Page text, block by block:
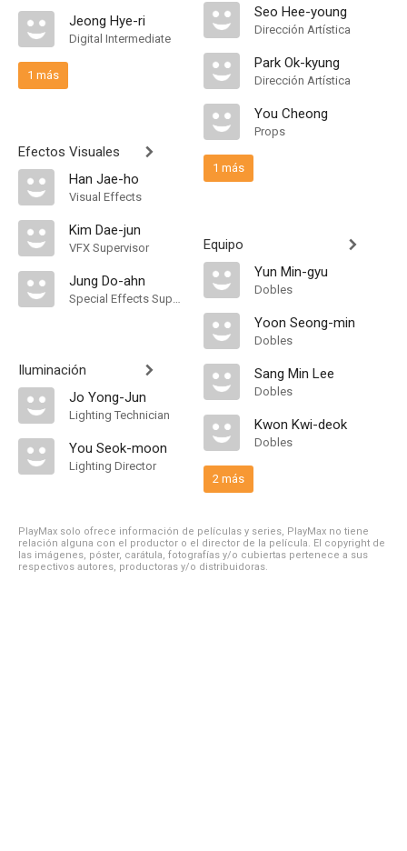
Jeong Hye-ri
Digital Intermediate
1 más
Efectos Visuales
Han Jae-ho
Visual Effects
Kim Dae-jun
VFX Supervisor
Jung Do-ahn
Special Effects Supervisor
Iluminación
Jo Yong-Jun
Lighting Technician
You Seok-moon
Lighting Director
Seo Hee-young
Dirección Artística
Park Ok-kyung
Dirección Artística
You Cheong
Props
1 más
Equipo
Yun Min-gyu
Dobles
Yoon Seong-min
Dobles
Sang Min Lee
Dobles
Kwon Kwi-deok
Dobles
2 más
PlayMax solo ofrece información de películas y series, PlayMax no tiene
relación alguna con el productor o el director de la película. El copyright de
las imágenes, póster, carátula, fotografías y/o cubiertas pertenece a sus
respectivos autores, productoras y/o distribuidoras.